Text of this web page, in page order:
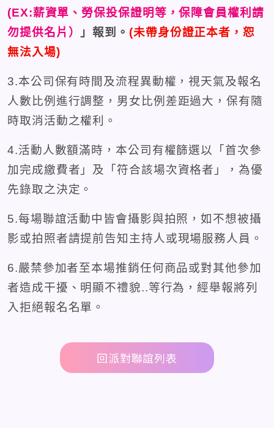
(EX:薪資單 、勞保投保證明等，保障會員權利請
勿提供名片）
」報到。 (未帶身份證正本者，恕
無法入場)
3.本公司保有時間及流程異動權，視天氣及報名
人數比例進行調整，男女比例差距過大，保有隨
時取消活動之權利。
4.活動人數額滿時，本公司有權篩選以「首次參
加完成繳費者」及「符合該場次資格者」，為優
先錄取之決定。
5.每場聯誼活動中皆會攝影與拍照，如不想被攝
影或拍照者請提前告知主持人或現場服務人員。
6.嚴禁參加者至本場推銷任何商品或對其他參加
者造成干擾、明顯不禮貌..等行為，經舉報將列
入拒絕報名名單。
回派對聯誼列表